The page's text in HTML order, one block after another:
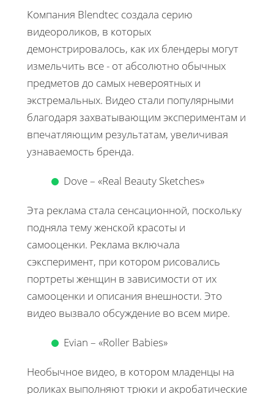
Компания Blendtec создала серию
видеороликов, в которых
демонстрировалось, как их блендеры могут
измельчить все - от абсолютно обычных
предметов до самых невероятных и
экстремальных. Видео стали популярными
благодаря захватывающим экспериментам и
впечатляющим результатам, увеличивая
узнаваемость бренда.
Dove – «Real Beauty Sketches»
Эта реклама стала сенсационной, поскольку
подняла тему женской красоты и
самооценки. Реклама включала
сэксперимент, при котором рисовались
портреты женщин в зависимости от их
самооценки и описания внешности. Это
видео вызвало обсуждение во всем мире.
Evian – «Roller Babies»
Необычное видео, в котором младенцы на
роликах выполняют трюки и акробатические